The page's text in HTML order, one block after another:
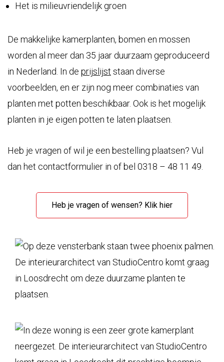
Het is milieuvriendelijk groen
De makkelijke kamerplanten, bomen en mossen
worden al meer dan 35 jaar duurzaam geproduceerd
in Nederland. In de prijslijst staan diverse
voorbeelden, en er zijn nog meer combinaties van
planten met potten beschikbaar. Ook is het mogelijk
planten in je eigen potten te laten plaatsen.
Heb je vragen of wil je een bestelling plaatsen? Vul
dan het contactformulier in of bel 0318 – 48 11 49.
Heb je vragen of wensen? Klik hier